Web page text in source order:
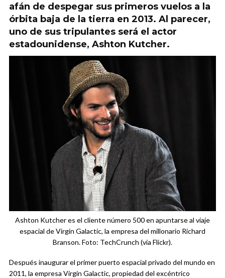
afán de despegar sus primeros vuelos a la
órbita baja de la tierra en 2013. Al parecer,
uno de sus tripulantes será el actor
estadounidense, Ashton Kutcher.
Ashton Kutcher es el cliente número 500 en apuntarse al viaje
espacial de Virgin Galactic, la empresa del millonario Richard
Branson. Foto: TechCrunch (vía Flickr).
Después inaugurar el primer puerto espacial privado del mundo en
2011, la empresa Virgin Galactic, propiedad del excéntrico